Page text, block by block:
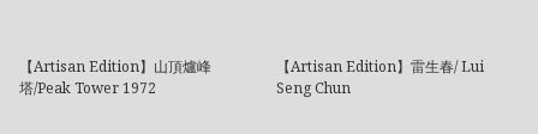
【Artisan Edition】山頂爐峰
塔/Peak Tower 1972
【Artisan Edition】雷生春/ Lui
Seng Chun